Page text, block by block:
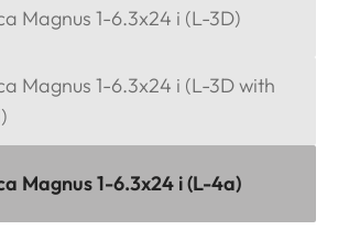
Magnus 1-6.3x24 i (L-3D)
Magnus 1-6.3x24 i (L-3D with
Magnus 1-6.3x24 i (L-4a)